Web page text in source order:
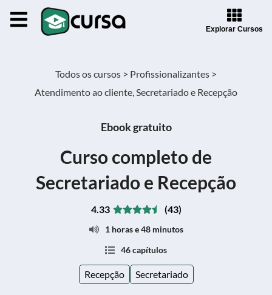
Explorar Cursos
Todos os cursos > Profissionalizantes >
Atendimento ao cliente, Secretariado e Recepção
Ebook gratuito
Curso completo de
Secretariado e Recepção
4.33 (43)
1 horas e 48 minutos
46 capítulos
Recepção Secretariado